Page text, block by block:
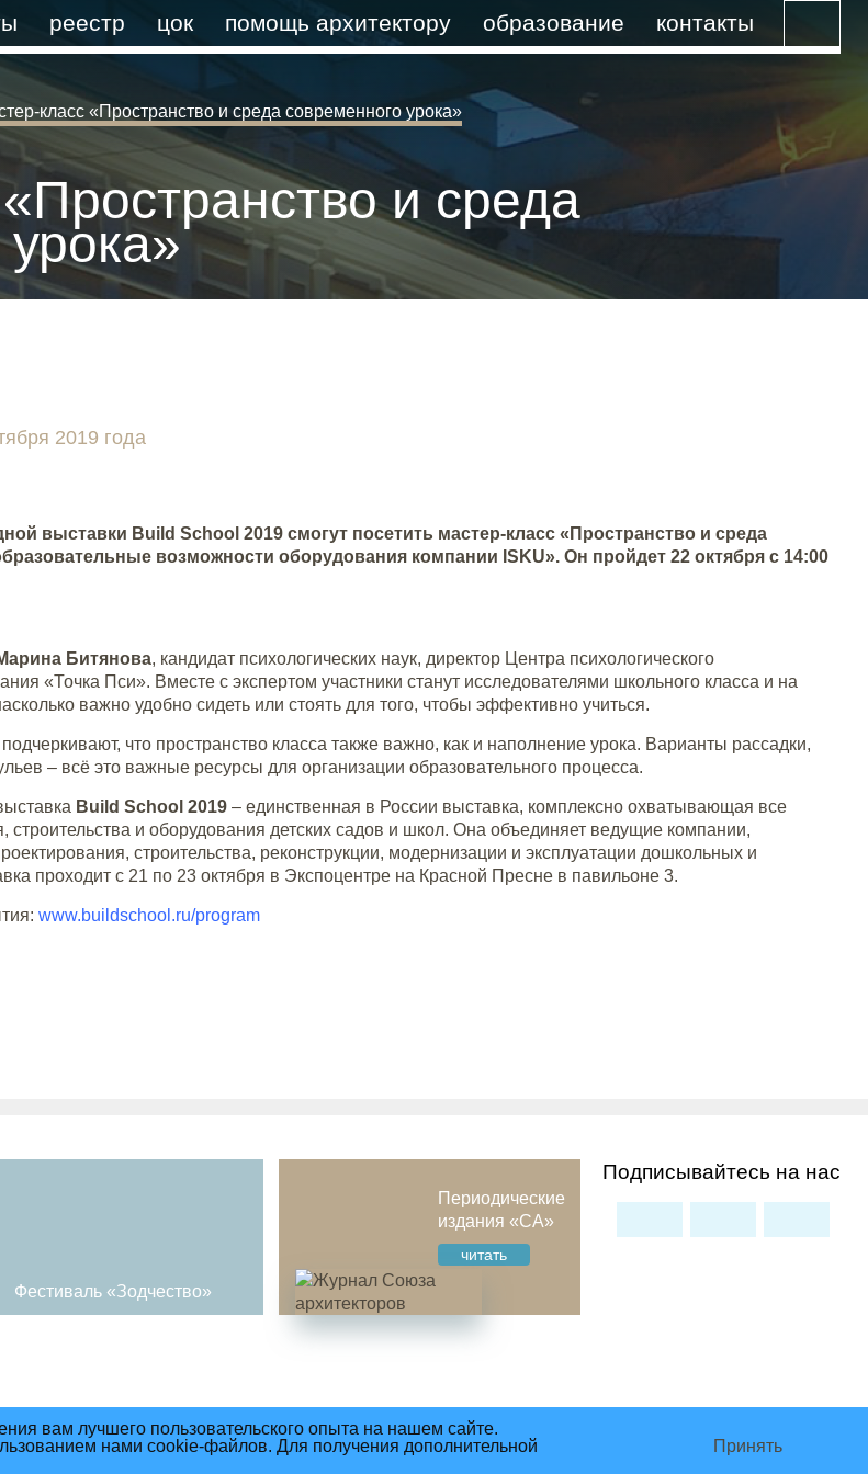
реестр цок помощь архитектору образование контакты
класс «Пространство и среда современного урока»
и среда
2019 года
выставки Build School 2019 смогут посетить мастер-класс «Пространство и среда
возможности оборудования компании ISKU». Он пройдет 22 октября с 14:00
Битянова, кандидат психологических наук, директор Центра психологического
«Точка Пси». Вместе с экспертом участники станут исследователями школьного класса и на
важно удобно сидеть или стоять для того, чтобы эффективно учиться.
что пространство класса также важно, как и наполнение урока. Варианты рассадки,
– всё это важные ресурсы для организации образовательного процесса.
Build School 2019 – единственная в России выставка, комплексно охватывающая все
строительства и оборудования детских садов и школ. Она объединяет ведущие компании,
строительства, реконструкции, модернизации и эксплуатации дошкольных и
проходит с 21 по 23 октября в Экспоцентре на Красной Пресне в павильоне 3.
www.buildschool.ru/program
Подписывайтесь на нас
Фестиваль «Зодчество»
Периодические
издания «СА»
читать
сайта Политика Конфиденциальности сделано в студии Восхождение
вам лучшего пользовательского опыта на нашем сайте.
нами cookie-файлов. Для получения дополнительной
Принять